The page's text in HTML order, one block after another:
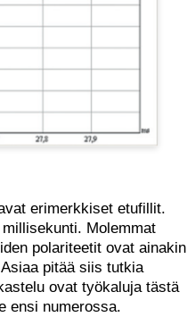
erimerkkiset etufillit.
Molemmat
polariteetit ovat ainakin
pitää siis tutkia
ovat työkaluja tästä
ensi numerossa.